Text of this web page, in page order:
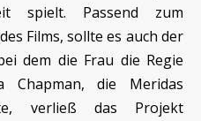
spielt. Passend zum
Films, sollte es auch der
dem die Frau die Regie
Chapman, die Meridas
verließ das Projekt